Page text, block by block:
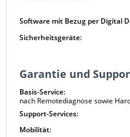
Software mit Bezug per Digital
Sicherheitsgeräte:
Garantie und
Basis-Service:
nach Remotediagnose sowie
Support-Services:
Mobilität: